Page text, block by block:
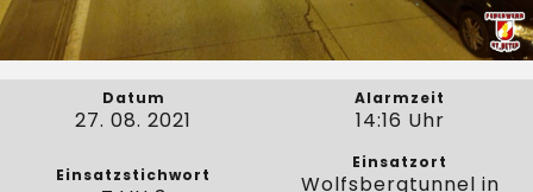
Datum
27. 08. 2021
Alarmzeit
14:16 Uhr
Einsatzstichwort
Einsatzort
Wolfsbergtunnel in